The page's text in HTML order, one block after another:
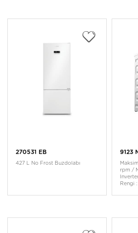
270531 EB
427 L No Frost Buzdolabı
9123
rpm /
Rengi